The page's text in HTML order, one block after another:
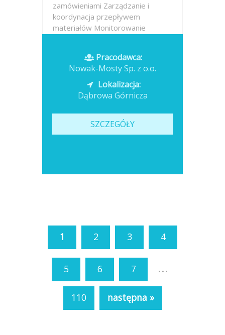
zamówieniami Zarządzanie i
koordynacja przepływem
materiałów Monitorowanie
Opublikowano: dzisiaj
Pracodawca:
Nowak-Mosty Sp. z o.o.
Lokalizacja:
Dąbrowa Górnicza
SZCZEGÓŁY
1 2 3 4
5 6 7 ...
110 następna »